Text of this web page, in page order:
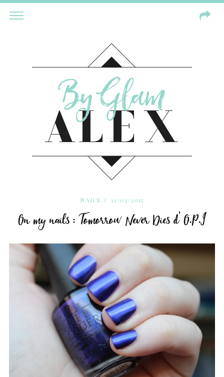
NAILS 12/03/2015
On my nails : Tomorrow Never Dies d’ O.P.I